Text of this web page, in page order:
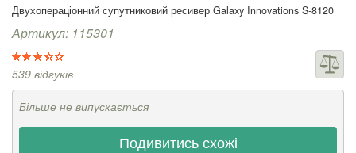
Двухопераціонний супутниковий ресивер Galaxy Innovations S-8120
Артикул: 115301
539 відгуків
Більше не випускається
Подивитись схожі